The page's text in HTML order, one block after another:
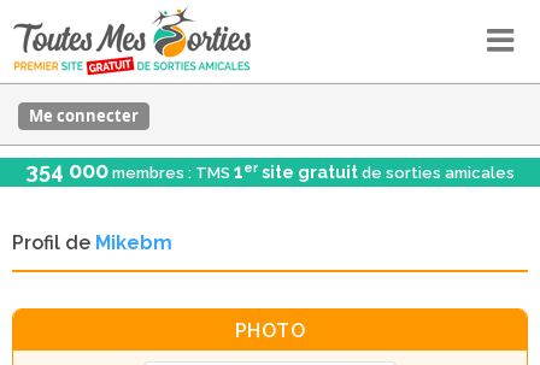
Me connecter
354 000 membres : TMS 1er site gratuit de sorties amicales
Profil de Mikebm
PHOTO